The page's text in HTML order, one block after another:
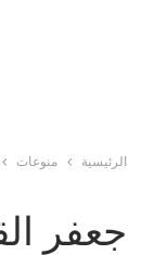
الرئيسية منوعات
جعفر